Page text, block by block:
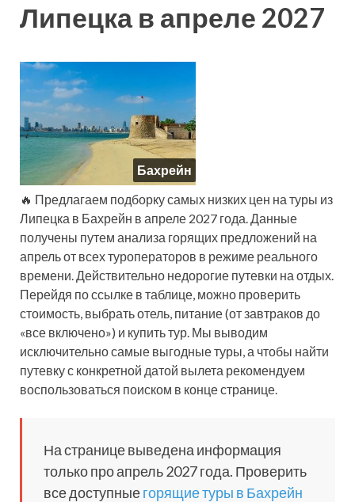
Липецка в апреле 2027
Бахрейн
🔥 Предлагаем подборку самых низких цен на туры из
Липецка в Бахрейн в апреле 2027 года. Данные
получены путем анализа горящих предложений на
апрель от всех туроператоров в режиме реального
времени. Действительно недорогие путевки на отдых.
Перейдя по ссылке в таблице, можно проверить
стоимость, выбрать отель, питание (от завтраков до
«все включено») и купить тур. Мы выводим
исключительно самые выгодные туры, а чтобы найти
путевку с конкретной датой вылета рекомендуем
воспользоваться поиском в конце странице.
На странице выведена информация
только про апрель 2027 года. Проверить
все доступныегорящие туры в Бахрейн